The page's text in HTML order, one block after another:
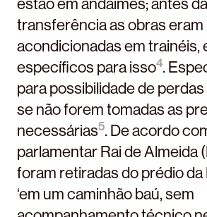
transferência as obras eram
acondicionadas em trainéis,
específicos para isso4.
para possibilidade de
se não forem tomadas as
necessárias5. De acordo
parlamentar Rai de Almeida
foram retiradas do prédio
‘em um caminhão baú, sem